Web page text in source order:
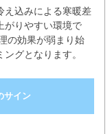
え込みによる寒暖差
がりやすい環境で
の効果が弱まり始
グとなります。
サイン